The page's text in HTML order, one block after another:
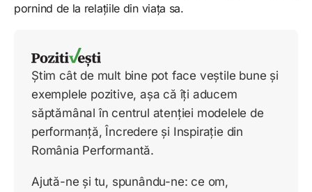
pornind de la relațiile din viața sa.
Știm cât de mult bine pot face veștile bune și
exemplele pozitive, așa că îți aducem
săptămânal în centrul atenției modelele de
performanță, Încredere și Inspirație din
România Performantă.
Ajută-ne și tu, spunându-ne: ce om,